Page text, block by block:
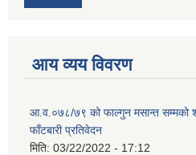
आय व्यय विवरण
आ.व.०७८/७९ को फाल्गुन मसान्त सम्मको
फाँटबारी प्रतिवेदन
मिति: 03/22/2022 - 17:12